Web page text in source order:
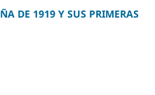
DE 1919 Y SUS PRIMERAS